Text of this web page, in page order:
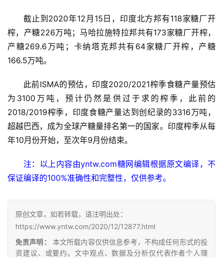
页
云
公
号
现
货
截止到2020年12月15日，印度北方邦有118家糖厂开
榨，产糖226万吨；马哈拉施特拉邦共有173家糖厂开榨，
产糖269.6万吨；卡纳塔克邦共有64家糖厂开榨，产糖
166.5万吨。
此前ISMA的预估，印度2020/2021榨季食糖产量预估
为3100万吨，预计仍然是供过于求的榨季，此前的
2018/2019榨季，印度食糖产量达到创纪录的3316万吨，
超越巴西，成为全球产糖量排名第一的国家。印度榨季从每
年10月份开始，至次年9月份结束。
注：以上内容由yntw.com糖网编辑根据原文编译，不
保证编译的100%准确性和完整性，仅供参考。
原创文章，如若转载，请注明出处：
https://www.yntw.com/2020/12/12877.html
免责声明：
本文所载内容仅供信息参考，不构成任何形式的投
资建议、或要约。文中观点、数据及分析仅代表作者个人理